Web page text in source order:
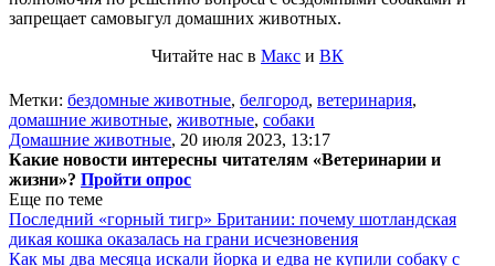
запрещает самовыгул домашних животных.
Читайте нас в Макс и ВК
Метки: бездомные животные, белгород, ветеринария,
домашние животные, животные, собаки
Домашние животные, 20 июля 2023, 13:17
Какие новости интересны читателям «Ветеринарии и
жизни»? Пройти опрос
Еще по теме
Последний «горный тигр» Британии: почему шотландская
дикая кошка оказалась на грани исчезновения
Как мы два месяца искали йорка и едва не купили собаку с